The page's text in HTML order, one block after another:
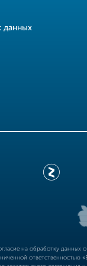
данных
на обработку